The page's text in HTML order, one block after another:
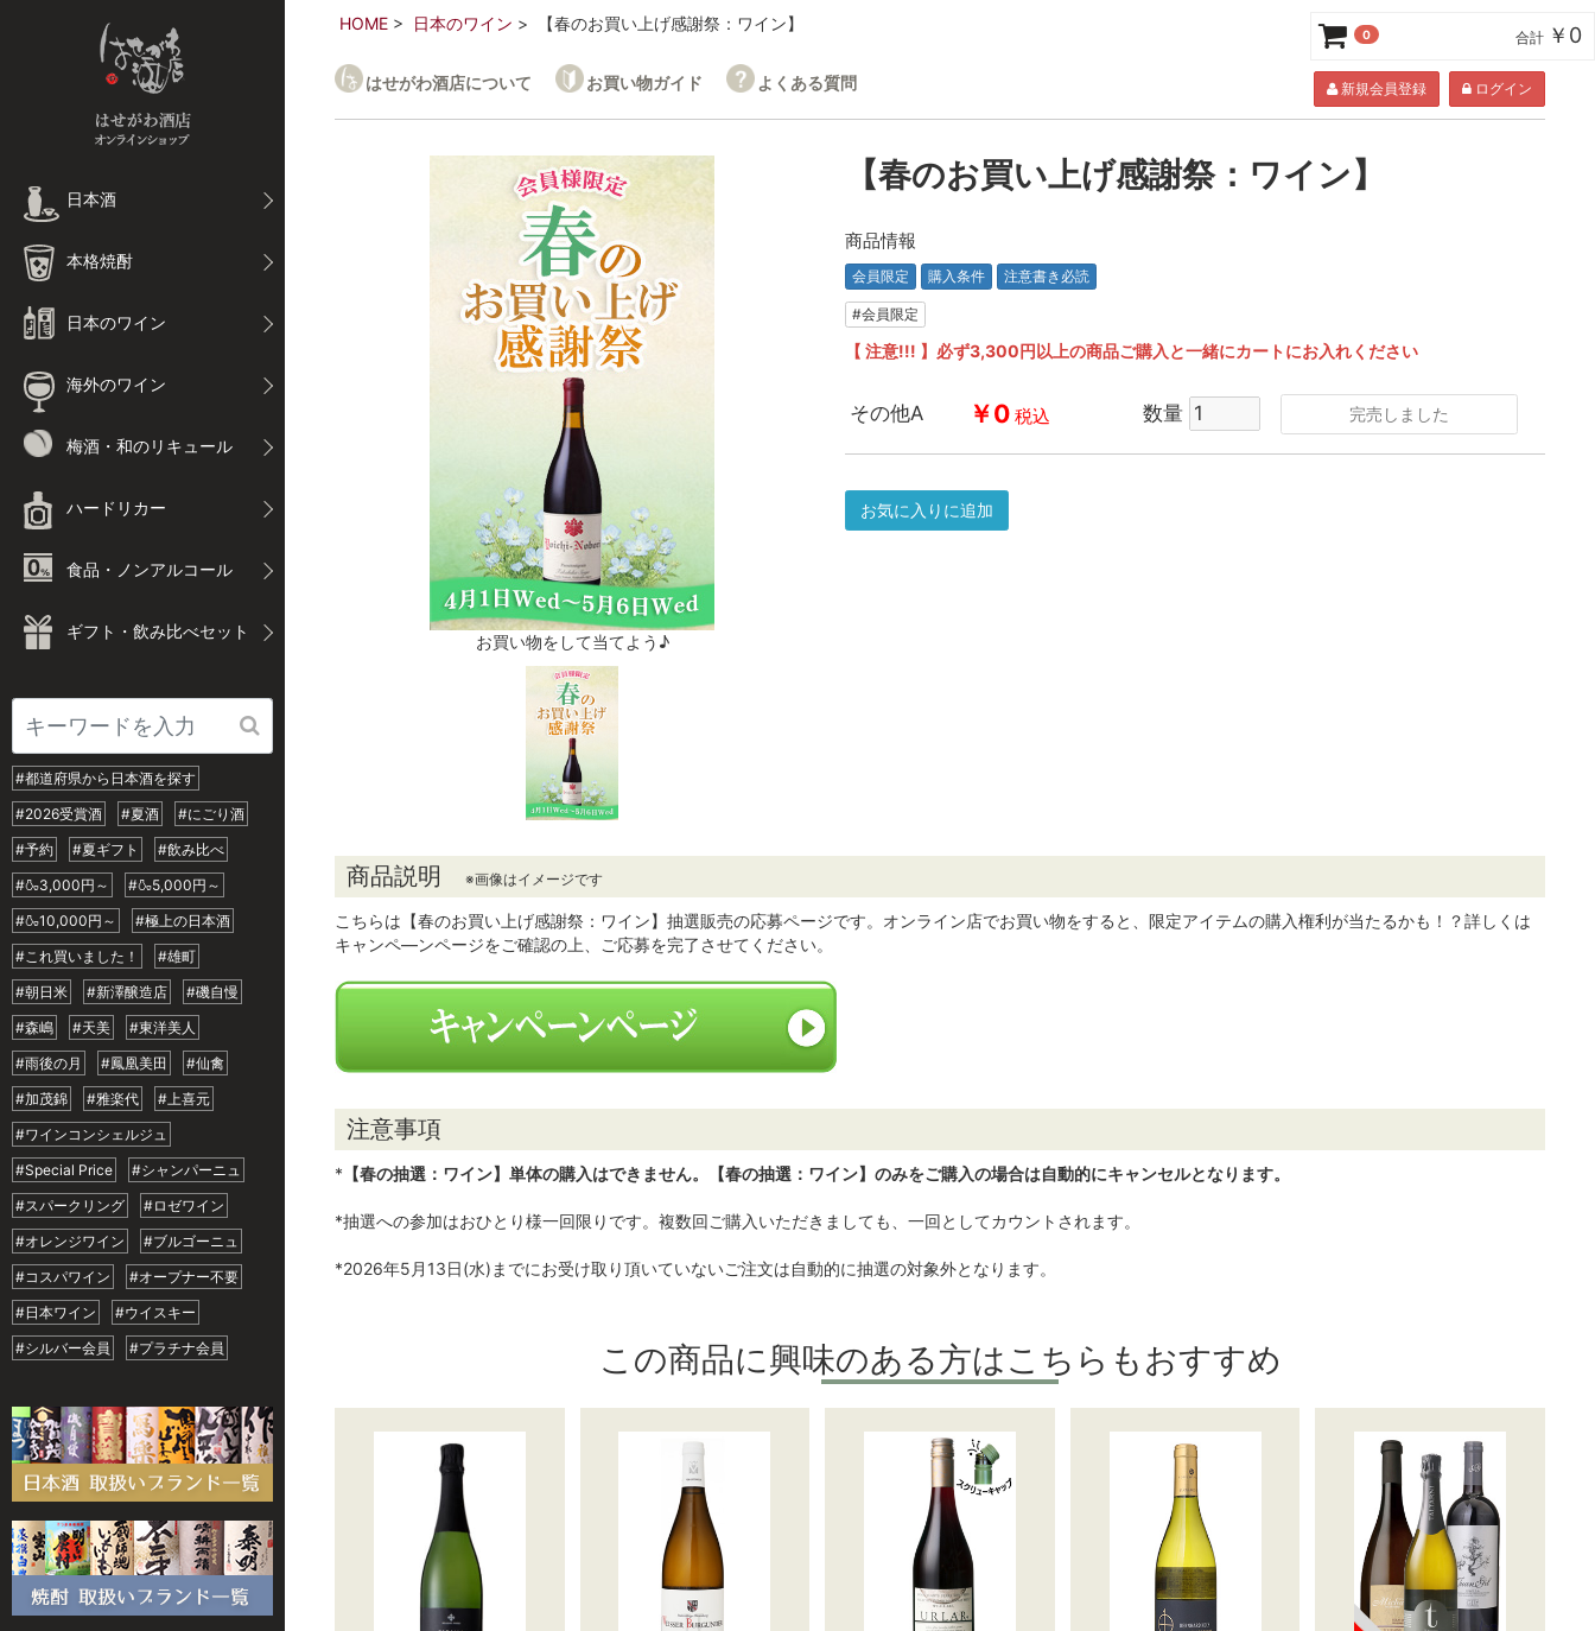
日本酒
本格焼酎
日本のワイン
海外のワイン
梅酒・和のリキュール
ハードリカー
食品・ノンアルコール
ギフト・飲み比べセット
#都道府県から日本酒を探す
#2026受賞酒
#夏酒
#にごり酒
#予約
#夏ギフト
#飲み比べ
#🍶3,000円～
#🍶5,000円～
#🍶10,000円～
#極上の日本酒
#これ買いました！
#雄町
#朝日米
#新澤醸造店
#磯自慢
#森嶋
#天美
#東洋美人
#雨後の月
#鳳凰美田
#仙禽
#加茂錦
#雅楽代
#上喜元
#ワインコンシェルジュ
#Special Price
#シャンパーニュ
#スパークリング
#ロゼワイン
#オレンジワイン
#ブルゴーニュ
#コスパワイン
#オープナー不要
#日本ワイン
#ウイスキー
#シルバー会員
#プラチナ会員
HOME 日本のワイン 【春のお買い上げ感謝祭：ワイン】
はせがわ酒店について お買い物ガイド よくある質問 新規会員登録 ログイン
お買い物をして当てよう♪
【春のお買い上げ感謝祭：ワイン】
商品情報
会員限定 購入条件 注意書き必読
#会員限定
【 注意!!! 】必ず3,300円以上の商品ご購入と一緒にカートにお入れください
その他A ￥0 税込 数量 完売しました
お気に入りに追加
商品説明 ※画像はイメージです
こちらは【春のお買い上げ感謝祭：ワイン】抽選販売の応募ページです。オンライン店でお買い物をすると、限定アイテムの購入権利が当たるかも！？詳しくは
キャンペ―ンページをご確認の上、ご応募を完了させてください。
注意事項
* 【春の抽選：ワイン】単体の購入はできません。【春の抽選：ワイン】のみをご購入の場合は自動的にキャンセルとなります。
*抽選への参加はおひとり様一回限りです。複数回ご購入いただきましても、一回としてカウントされます。
*2026年5月13日(水)までにお受け取り頂いていないご注文は自動的に抽選の対象外となります。
この商品に興味のある方はこちらもおすすめ
0 合計 ￥0